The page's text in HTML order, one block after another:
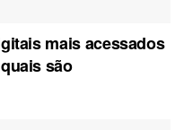
mais acessados
são